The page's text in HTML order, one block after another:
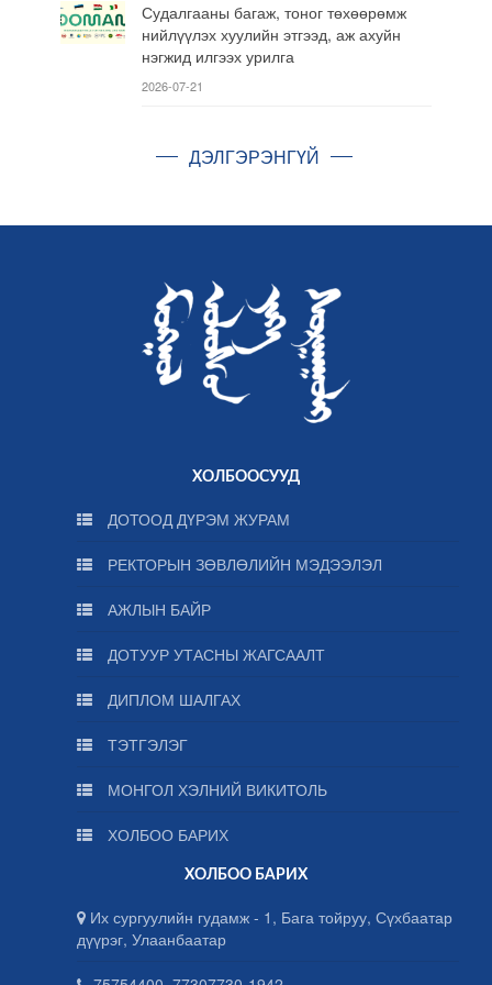
Судалгааны багаж, тоног төхөөрөмж
нийлүүлэх хуулийн этгээд, аж ахуйн
нэгжид илгээх урилга
2026-07-21
ДЭЛГЭРЭНГҮЙ
ХОЛБООСУУД
ДОТООД ДҮРЭМ ЖУРАМ
РЕКТОРЫН ЗӨВЛӨЛИЙН МЭДЭЭЛЭЛ
АЖЛЫН БАЙР
ДОТУУР УТАСНЫ ЖАГСААЛТ
ДИПЛОМ ШАЛГАХ
ТЭТГЭЛЭГ
МОНГОЛ ХЭЛНИЙ ВИКИТОЛЬ
ХОЛБОО БАРИХ
ХОЛБОО БАРИХ
Их сургуулийн гудамж - 1, Бага тойруу, Сүхбаатар
дүүрэг, Улаанбаатар